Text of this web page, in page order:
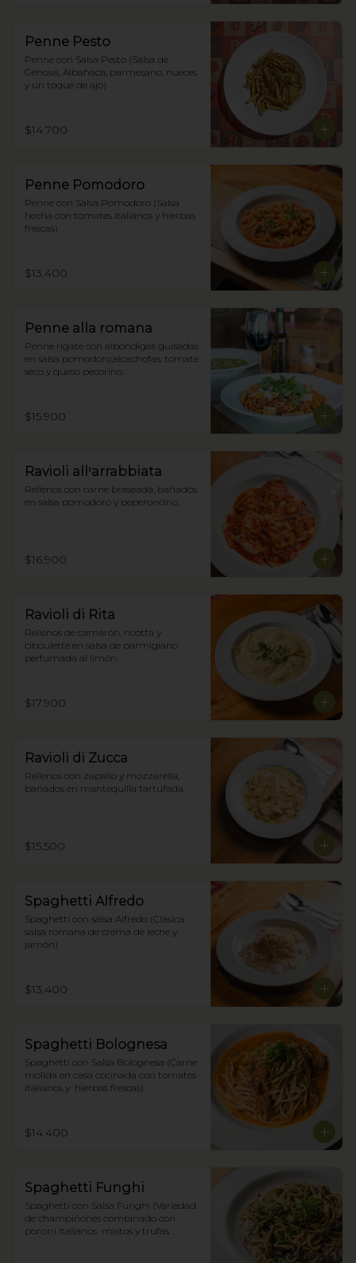
Penne Pesto
Penne con Salsa Pesto (Salsa de
Génova, Albahaca, parmesano, nueces
y un toque de ajo)
$14.700
Penne Pomodoro
Penne con Salsa Pomodoro (Salsa
hecha con tomates italianos y hierbas
frescas)
$13.400
Penne alla romana
Penne rigate con albóndigas guisadas
en salsa pomodoro,alcachofas, tomate
seco y queso pecorino.
$15.900
Ravioli allꞌarrabbiata
Rellenos con carne braseada, bañados
en salsa pomodoro y peperoncino.
$16.900
Ravioli di Rita
Rellenos de camarón, ricotta y
ciboulette en salsa de parmigiano
perfumada al limón.
$17.900
Ravioli di Zucca
Rellenos con zapallo y mozzarella,
bañados en mantequilla tartufada.
$15.500
Spaghetti Alfredo
Spaghetti con salsa Alfredo (Clásica
salsa romana de crema de leche y
jamón)
$13.400
Spaghetti Bolognesa
Spaghetti con Salsa Bolognesa (Carne
molida en casa cocinada con tomates
italianos y  hierbas frescas)
$14.400
Spaghetti Funghi
Spaghetti con Salsa Funghi (Variedad
de champiñones combinado con
porcini italianos  mixtos y trufas